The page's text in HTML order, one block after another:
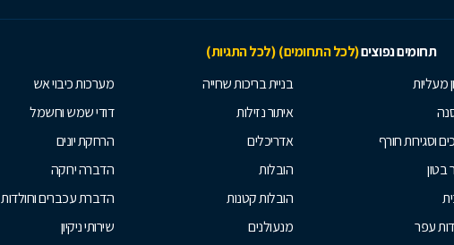
תחומים נפוצים(לכל התחומים) (לכל התגיות)
מעליות
וסגירות חורף
בטון
עפר
בניית בריכות שחייה
איתור נזילות
אדריכלים
הובלות
הובלות קטנות
מנעולנים
מערכות כיבוי אש
דודי שמש וחשמל
הרחקת יונים
הדברה ירוקה
הדברת עכברים וחולדות
שירותי ניקיון